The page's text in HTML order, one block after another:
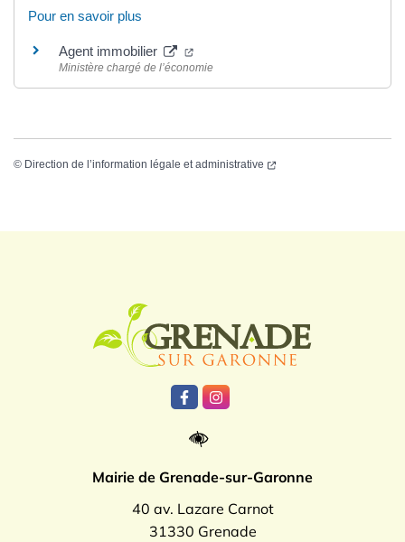
Pour en savoir plus
Agent immobilier
Ministère chargé de l’économie
© Direction de l’information légale et administrative
Lien vers le compte Facebook
Lien vers le compte
Mairie de Grenade-sur-Garonne
40 av. Lazare Carnot
31330 Grenade